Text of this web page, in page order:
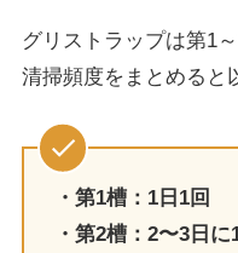
グリストラップは第1
清掃頻度をまとめると
・第1槽：1日1回
・第2槽：2〜3日に